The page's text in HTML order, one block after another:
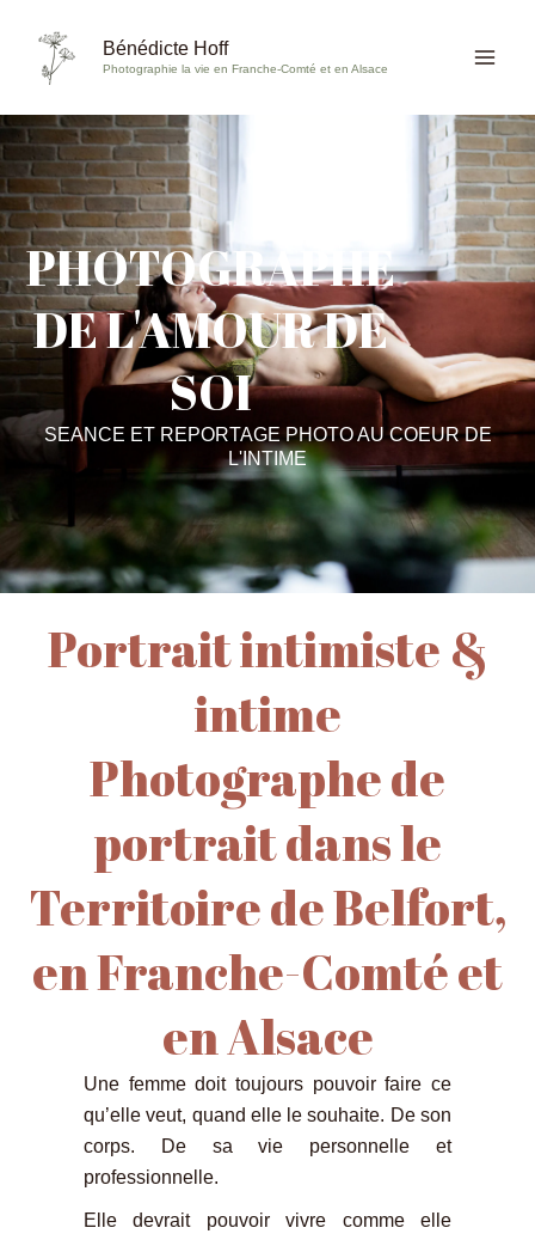
contenu
Bénédicte Hoff
Photographie la vie en Franche-Comté et en Alsace
PHOTOGRAPHE
DE L'AMOUR DE
SOI
SEANCE ET REPORTAGE PHOTO AU COEUR DE
L'INTIME
Portrait intimiste &
intime
Photographe de
portrait dans le
Territoire de Belfort,
en Franche-Comté et
en Alsace
Une femme doit toujours pouvoir faire ce
qu’elle veut, quand elle le souhaite. De son
corps. De sa vie personnelle et
professionnelle.
Elle devrait pouvoir vivre comme elle